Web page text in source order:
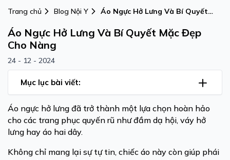
Trang chủ Blog Nội Y
Áo Ngực Hở Lưng Và Bí Quyết
Áo Ngực Hở Lưng Và Bí Quyết Mặc Đẹp
Cho Nàng
24 - 12 - 2024
Mục lục bài viết:
Áo ngực hở lưng đã trở thành một lựa chọn hoàn hảo
cho các trang phục quyến rũ như đầm dạ hội, váy hở
lưng hay áo hai dây.
Không chỉ mang lại sự tự tin, chiếc áo này còn giúp phái